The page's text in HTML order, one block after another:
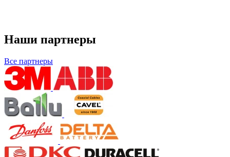
Наши партнеры
Все партнеры